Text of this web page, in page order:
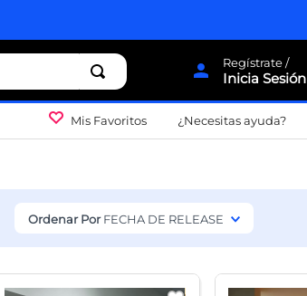
Inicia Sesión
Mis Favoritos ¿Necesitas ayuda?
Ordenar Por FECHA DE RELEASE